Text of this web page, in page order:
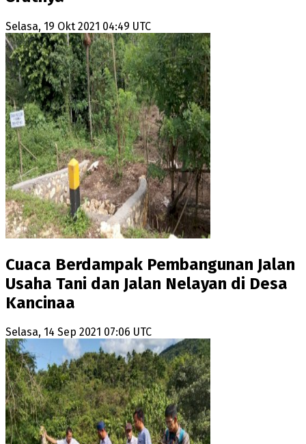
Selasa, 19 Okt 2021 04:49 UTC
Cuaca Berdampak Pembangunan Jalan
Usaha Tani dan Jalan Nelayan di Desa
Kancinaa
Selasa, 14 Sep 2021 07:06 UTC